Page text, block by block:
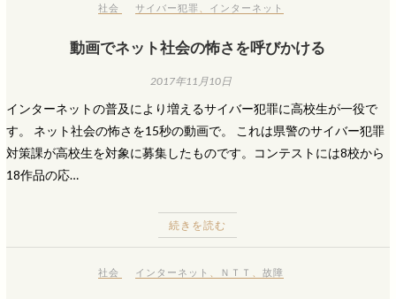
社会 サイバー犯罪 インターネット
動画でネット社会の怖さを呼びかける
2017年11月10日
インターネットの普及により増えるサイバー犯罪に高校生が一役で
す。 ネット社会の怖さを15秒の動画で。 これは県警のサイバー犯罪
対策課が高校生を対象に募集したものです。コンテストには8校から
18作品の応…
続きを読む
社会 インターネット ＮＴＴ 、故障